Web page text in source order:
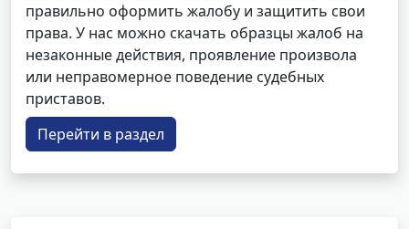
правильно оформить жалобу и защитить свои
права. У нас можно скачать образцы жалоб на
незаконные действия, проявление произвола
или неправомерное поведение судебных
приставов.
Перейти в раздел